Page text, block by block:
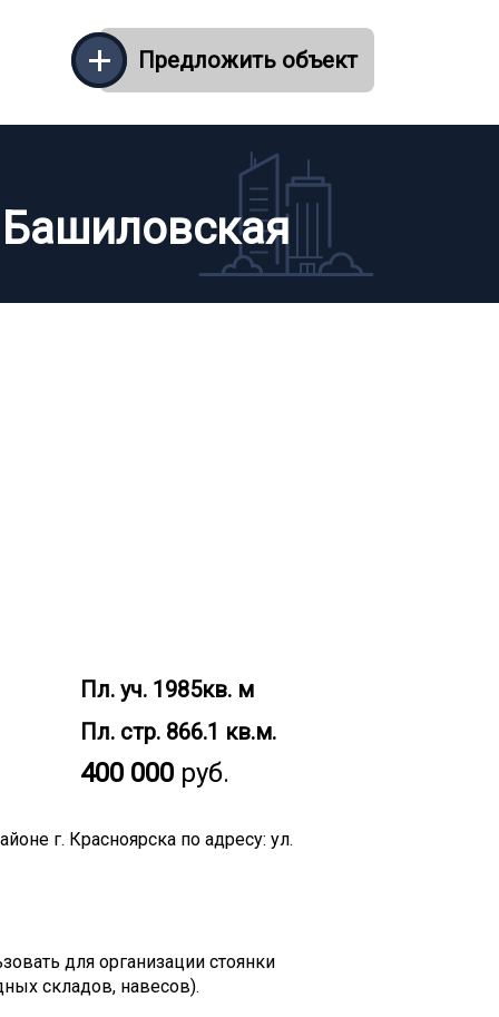
Предложить объект
Пл. уч. 1985кв. м
Пл. стр. 866.1 кв.м.
400 000руб.
г. Красноярска по адресу: ул.
для организации стоянки
складов, навесов).